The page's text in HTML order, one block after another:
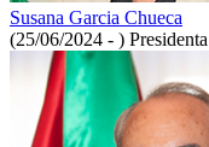
Susana Garcia Chueca
(25/06/2024 - ) Presidenta